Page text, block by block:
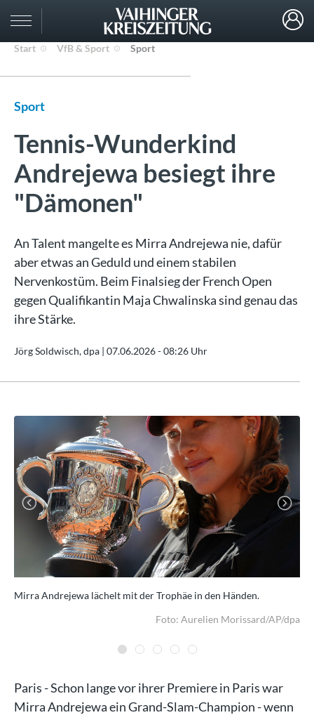
Start VfB & Sport Sport
Sport
Tennis-Wunderkind
Andrejewa besiegt ihre
"Dämonen"
An Talent mangelte es Mirra Andrejewa nie, dafür
aber etwas an Geduld und einem stabilen
Nervenkostüm. Beim Finalsieg der French Open
gegen Qualifikantin Maja Chwalinska sind genau das
ihre Stärke.
Jörg Soldwisch, dpa | 07.06.2026 - 08:26 Uhr
Mirra Andrejewa lächelt mit der Trophäe in den Händen.
Foto: Aurelien Morissard/AP/dpa
Previous
Paris - Schon lange vor ihrer Premiere in Paris war
Mirra Andrejewa ein Grand-Slam-Champion - wenn